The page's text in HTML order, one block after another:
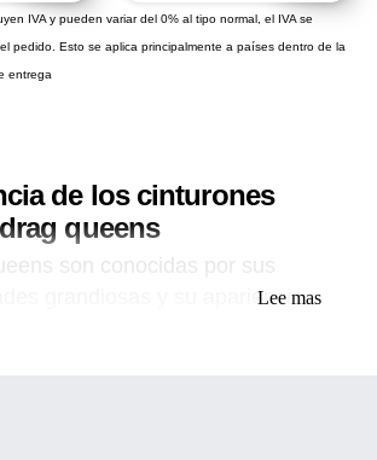
IVA y pueden variar del 0% al tipo normal, el IVA se
pedido. Esto se aplica principalmente a países dentro de la
entrega
de los cinturones
queens
son conocidas por sus
grandiosas y su apariencia
Lee mas